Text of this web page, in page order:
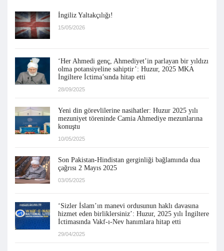
İngiliz Yaltakçılığı!
15/05/2026
‘Her Ahmedi genç, Ahmediyet’in parlayan bir yıldızı
olma potansiyeline sahiptir’: Huzur, 2025 MKA
İngiltere İctima’sında hitap etti
28/09/2025
Yeni din görevlilerine nasihatler: Huzur 2025 yılı
mezuniyet töreninde Camia Ahmediye mezunlarına
konuştu
10/05/2025
Son Pakistan-Hindistan gerginliği bağlamında dua
çağrısı 2 Mayıs 2025
03/05/2025
‘Sizler İslam’ın manevi ordusunun haklı davasına
hizmet eden birliklersiniz’: Huzur, 2025 yılı İngiltere
İctimasında Vakf-ı-Nev hanımlara hitap etti
29/04/2025